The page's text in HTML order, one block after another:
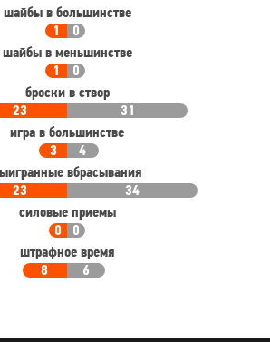
шайбы в большинстве
1
0
шайбы в меньшинстве
1
0
броски в створ
23
31
игра в большинстве
3
4
вбрасывания
23
34
силовые приемы
0
0
штрафное время
8
6